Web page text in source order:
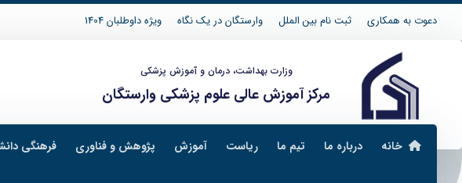
دعوت به همکاری ثبت نام بین الملل وارستگان در یک نگاه ویژه داوطلبان 1404
وزارت بهداشت، درمان و آموزش پزشکی
مرکز آموزش عالی علوم پزشکی وارستگان
خانه درباره ما تیم ما ریاست آموزش پژوهش و فناوری فرهنگی